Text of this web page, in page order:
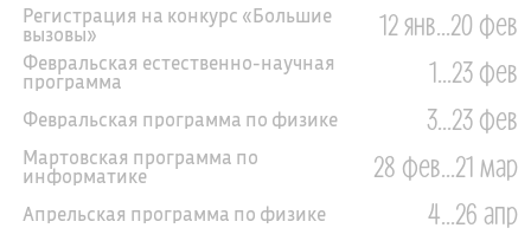
Регистрация на конкурс «Большие
вызовы» 12 янв...20 фев
Февральская естественно-научная
программа 1...23 фев
Февральская программа по физике 3...23 фев
Мартовская программа по
информатике 28 фев...21 мар
Апрельская программа по физике 4...26 апр